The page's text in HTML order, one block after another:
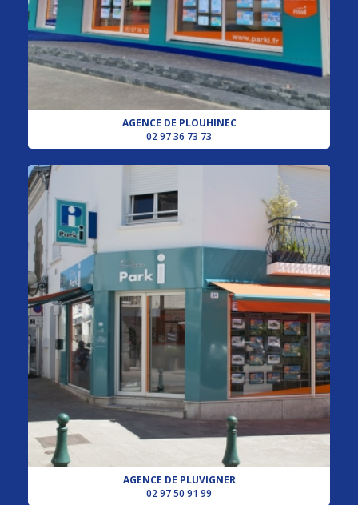
AGENCE DE PLOUHINEC
02 97 36 73 73
AGENCE DE PLUVIGNER
02 97 50 91 99